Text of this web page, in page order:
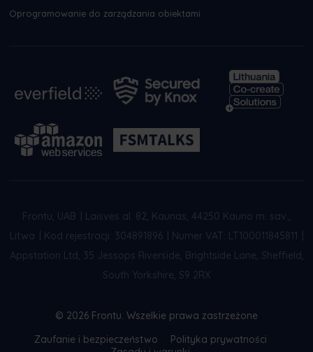
Oprogramowanie do zarządzania obiektami
Frontu, UAB
Laisvės al. 82, Kaunas, 44250 Kauno m. sav.,
Litwa
Kod rejestracji: 304891896 Numer VAT: LT100011845811
Appstation Ltd, 35 Jessops Riverside, Brightside Lane, Sheffield,
South Yorkshire, S9 2RX
© 2026 Frontu. Wszelkie prawa zastrzeżone
Zaufanie i bezpieczeństwo
Polityka prywatności